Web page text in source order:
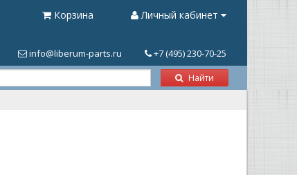
Корзина Личный кабинет
info@liberum-parts.ru +7 (495) 230-70-25
Найти